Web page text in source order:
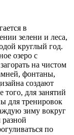
в
зелени и леса,
круглый год.
озеро с
на чистом
фонтаны,
создают
для занятий
для тренировок
зиму вокруг
по